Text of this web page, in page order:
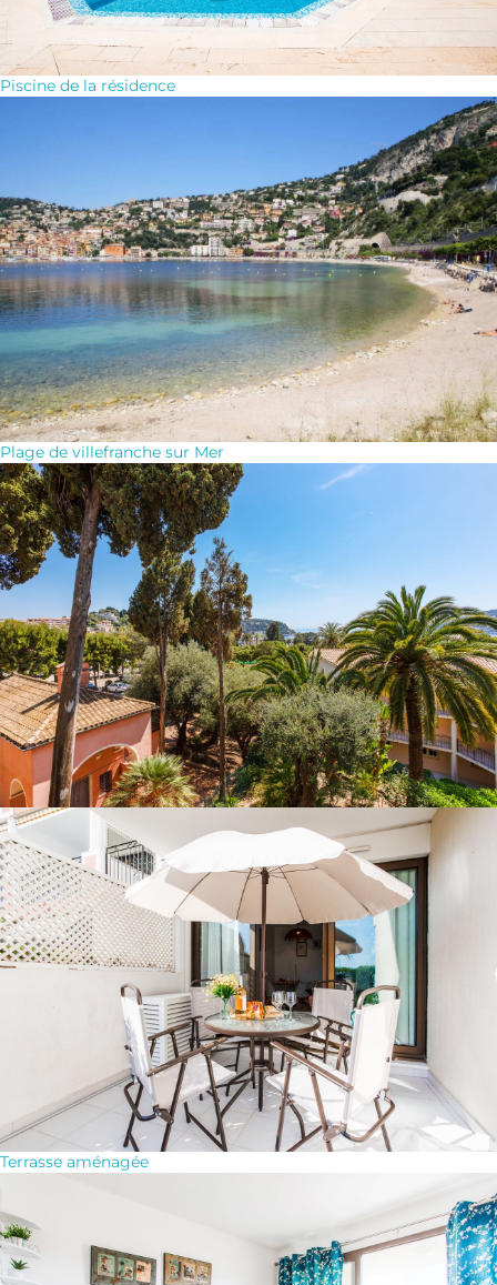
Piscine de la résidence
Plage de villefranche sur Mer
Terrasse aménagée